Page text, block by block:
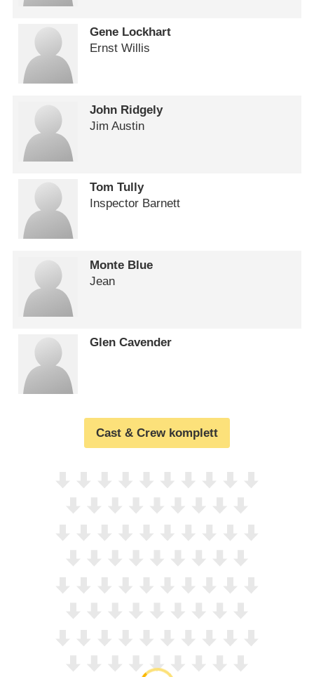
Gene Lockhart
Ernst Willis
John Ridgely
Jim Austin
Tom Tully
Inspector Barnett
Monte Blue
Jean
Glen Cavender
Cast & Crew komplett